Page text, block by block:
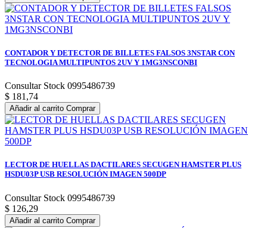
CONTADOR Y DETECTOR DE BILLETES FALSOS 3NSTAR CON
TECNOLOGIA MULTIPUNTOS 2UV Y 1MG3NSCONBI
Consultar Stock 0995486739
$ 181,74
Añadir al carrito Comprar
LECTOR DE HUELLAS DACTILARES SECUGEN HAMSTER PLUS
HSDU03P USB RESOLUCIÓN IMAGEN 500DP
Consultar Stock 0995486739
$ 126,29
Añadir al carrito Comprar